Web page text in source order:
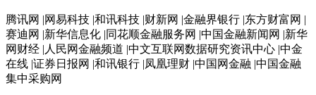
腾讯网 |网易科技 |和讯科技 |财新网 |金融界银行 |东方财富网 |
赛迪网 |新华信息化 |同花顺金融服务网 |中国金融新闻网 |新华
网财经 |人民网金融频道 |中文互联网数据研究资讯中心 |中金
在线 |证券日报网 |和讯银行 |凤凰理财 |中国网金融 |中国金融
集中采购网